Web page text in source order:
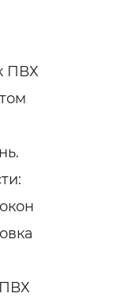
ПВХ